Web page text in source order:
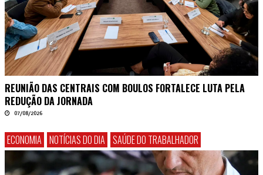
REUNIÃO DAS CENTRAIS COM BOULOS FORTALECE LUTA PELA
REDUÇÃO DA JORNADA
07/08/2026
ECONOMIA NOTÍCIAS DO DIA SAÚDE DO TRABALHADOR